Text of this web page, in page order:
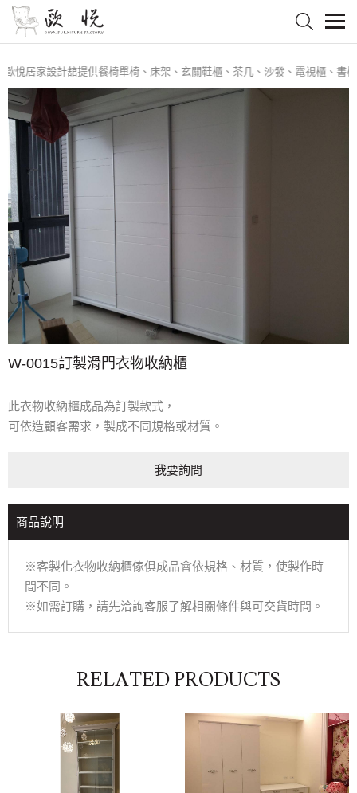
悅居家設計舘提供餐椅單椅、床架、玄關鞋櫃、茶几、沙發、電視櫃、書櫃
W-0015訂製滑門衣物收納櫃
此衣物收納櫃成品為訂製款式，
可依造顧客需求，製成不同規格或材質。
我要詢問
商品說明
※客製化衣物收納櫃傢俱成品會依規格、材質，使製作時
間不同。
※如需訂購，請先洽詢客服了解相關條件與可交貨時間。
RELATED PRODUCTS